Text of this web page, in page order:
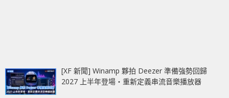
[XF 新聞] Winamp 夥拍 Deezer 準備強勢回歸
2027 上半年登場‧重新定義串流音樂播放器